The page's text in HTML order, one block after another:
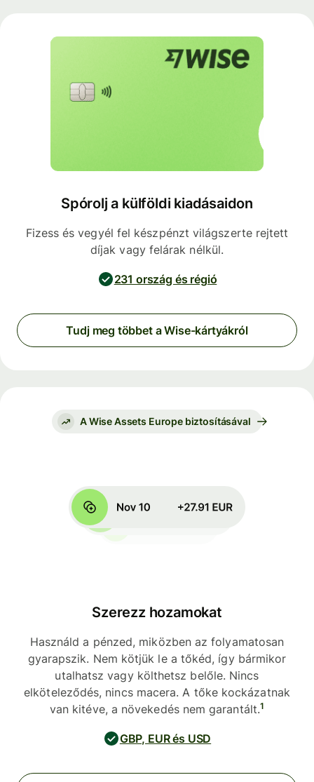
Spórolj a külföldi kiadásaidon
Fizess és vegyél fel készpénzt világszerte rejtett
díjak vagy felárak nélkül.
231 ország és régió
Tudj meg többet a Wise-kártyákról
A Wise Assets Europe biztosításával
Szerezz hozamokat
Használd a pénzed, miközben az folyamatosan
gyarapszik. Nem kötjük le a tőkéd, így bármikor
utalhatsz vagy költhetsz belőle. Nincs
elköteleződés, nincs macera. A tőke kockázatnak
van kitéve, a növekedés nem garantált.1
GBP, EUR és USD